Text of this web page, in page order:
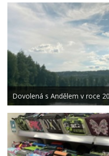
Dovolená s Andělem v roce